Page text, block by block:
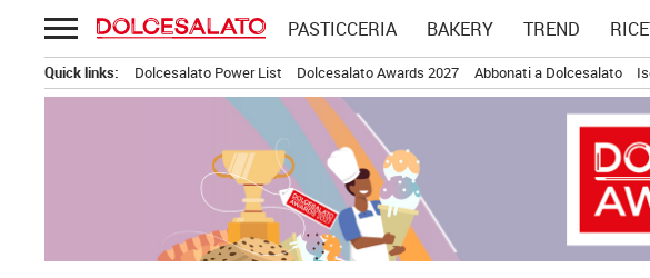
Passa
al
contenuto
PASTICCERIA BAKERY TREND
Quick links: Dolcesalato Power List Dolcesalato Awards 2027 Abbonati a Dolcesalato